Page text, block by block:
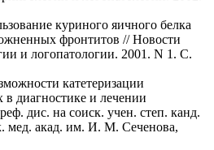
куриного яичного белка
фронтитов // Новости
и логопатологии. 2001. N 1. C.
катетеризации
диагностике и лечении
дис. на соиск. учен. степ. канд.
мед. акад. им. И. М. Сеченова,